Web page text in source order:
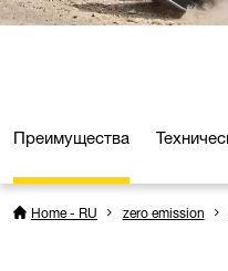
Преимущества
Home - RU zero emission